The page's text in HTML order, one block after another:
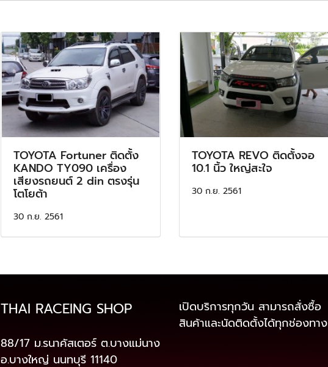
TOYOTA Fortuner ติดตั้ง
KANDO TY090 เครื่อง
เสียงรถยนต์ 2 din ตรงรุ่น
โตโยต้า
30 ก.ย. 2561
TOYOTA REVO ติดตั้งจอ
10.1 นิ้ว ใหญ่สะใจ
30 ก.ย. 2561
THAI RACEING SHOP
88/17 ม.รนาคัสเตอร์ ต.บางแม่นาง
อ.บางใหญ่ นนทบุรี 11140
เปิดบริการทุกวัน สามารถสั่งซื้อ
สินค้าและนัดติดตั้งได้ทุกช่องทาง